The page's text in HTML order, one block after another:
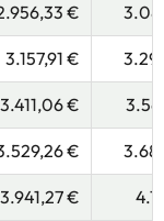
€
3.157,91 €
3.411,06 €
€
3.941,27 €